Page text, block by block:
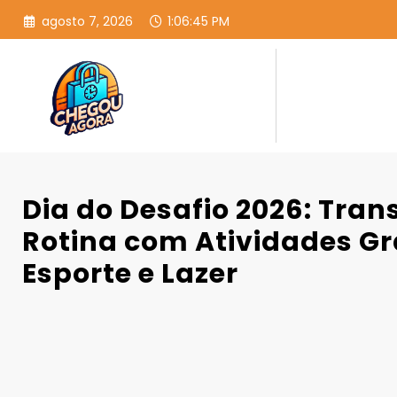
Pular
para
conteúdo
agosto 7, 2026 1:06:46 PM
Dia do Desafio 2026:
Rotina com Atividades
Esporte e Lazer